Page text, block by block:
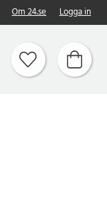
Om 24.se Logga in